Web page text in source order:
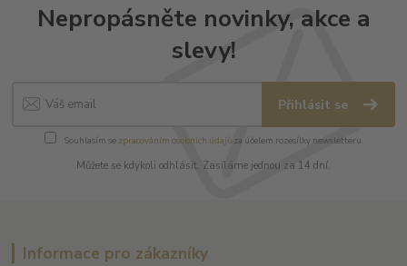
Nepropásněte novinky, akce a
slevy!
Přihlásit se
Souhlasím se zpracováním osobních údajůza účelem rozesílky newsletteru.
Můžete se kdykoli odhlásit. Zasíláme jednou za 14 dní.
Informace pro zákazníky